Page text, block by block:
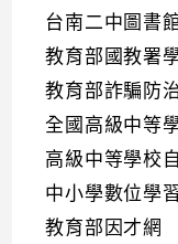
台南二中圖書
教育部國教署
教育部詐騙防
全國高級中等
高級中等學校
中小學數位學
教育部因才網